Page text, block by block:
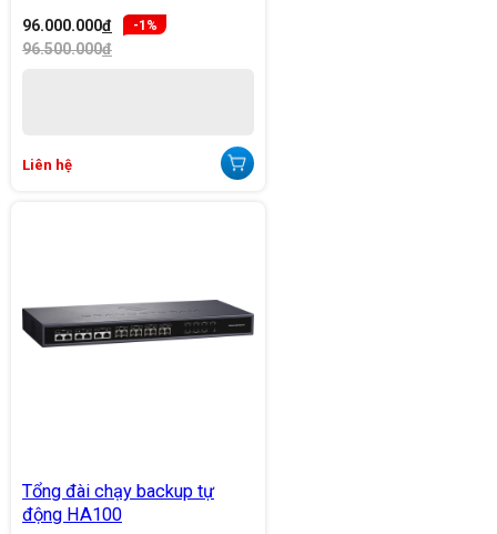
96.000.000đ -1%
96.500.000đ
Liên hệ
Tổng đài chạy backup tự
động HA100